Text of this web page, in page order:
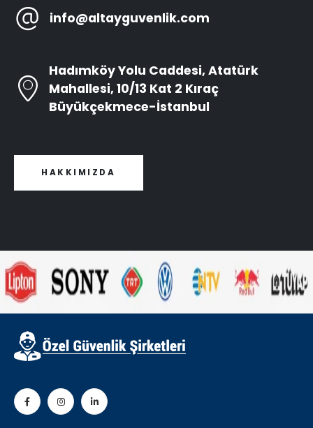
info@altayguvenlik.com
Hadımköy Yolu Caddesi, Atatürk
Mahallesi, 10/13 Kat 2 Kıraç
Büyükçekmece-İstanbul
HAKKIMIZDA